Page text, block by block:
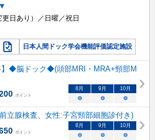
日あり）／日曜／祝日
日本人間ドック学会機能評価認定施設
】◆脳ドック◆(頭部MRI・MRA+頸部M
ポイント
8月 9月 10月
○ ○ ○
立腺検査、女性:子宮頸部細胞診付き)
ポイント
8月 9月 10月
○ ○ ○